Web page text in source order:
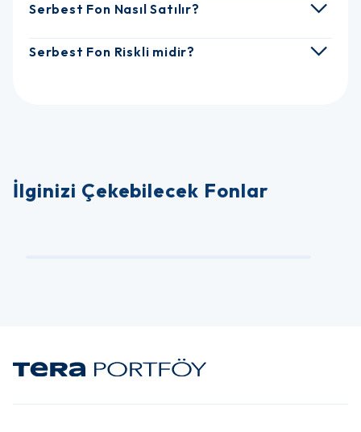
Serbest Fon Nasıl Satılır?
Serbest Fon Riskli midir?
İlginizi Çekebilecek Fonlar